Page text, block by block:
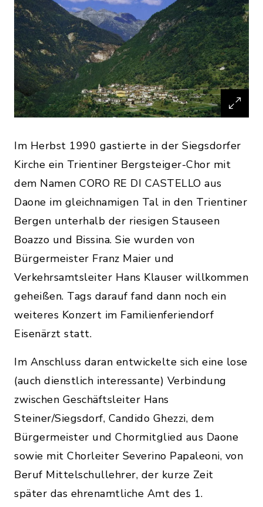
Im Herbst 1990 gastierte in der Siegsdorfer
Kirche ein Trientiner Bergsteiger-Chor mit
dem Namen CORO RE DI CASTELLO aus
Daone im gleichnamigen Tal in den Trientiner
Bergen unterhalb der riesigen Stauseen
Boazzo und Bissina. Sie wurden von
Bürgermeister Franz Maier und
Verkehrsamtsleiter Hans Klauser willkommen
geheißen. Tags darauf fand dann noch ein
weiteres Konzert im Familienferiendorf
Eisenärzt statt.
Im Anschluss daran entwickelte sich eine lose
(auch dienstlich interessante) Verbindung
zwischen Geschäftsleiter Hans
Steiner/Siegsdorf, Candido Ghezzi, dem
Bürgermeister und Chormitglied aus Daone
sowie mit Chorleiter Severino Papaleoni, von
Beruf Mittelschullehrer, der kurze Zeit
später das ehrenamtliche Amt des 1.